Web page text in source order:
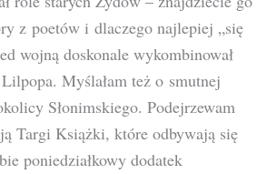
z poetów i dlaczego najlepiej „się
wojną doskonale wykombinował
Myślałam też o smutnej
Słonimskiego. Podejrzewam
Targi Książki, które odbywają się
poniedziałkowy dodatek